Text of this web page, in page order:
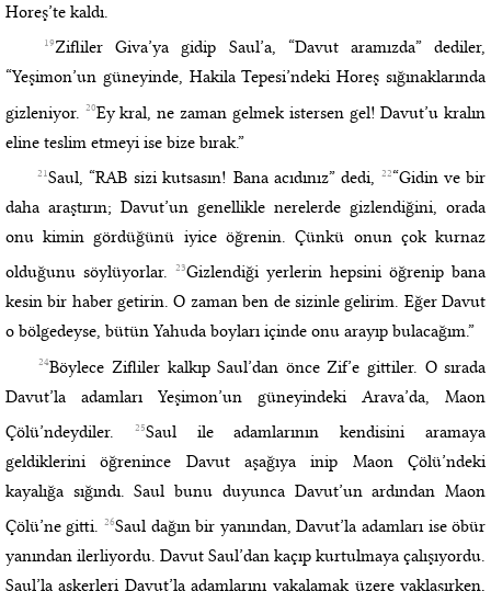
Horeş’te kaldı.
19Zifliler Giva’ya gidip Saul’a, “Davut aramızda” dediler,
“Yeşimon’un güneyinde, Hakila Tepesi’ndeki Horeş sığınaklarında
gizleniyor.
20Ey kral, ne zaman gelmek istersen gel! Davut’u kralın
eline teslim etmeyi ise bize bırak.”
21Saul, “RAB sizi kutsasın! Bana acıdınız” dedi, 22“Gidin ve bir
daha araştırın; Davut’un genellikle nerelerde gizlendiğini, orada
onu kimin gördüğünü iyice öğrenin. Çünkü onun çok kurnaz
olduğunu söylüyorlar.
23Gizlendiği yerlerin hepsini öğrenip bana
kesin bir haber getirin. O zaman ben de sizinle gelirim. Eğer Davut
o bölgedeyse, bütün Yahuda boyları içinde onu arayıp bulacağım.”
24Böylece Zifliler kalkıp Saul’dan önce Zif’e gittiler. O sırada
Davut’la adamları Yeşimon’un güneyindeki Arava’da, Maon
Çölü’ndeydiler.
25Saul ile adamlarının kendisini aramaya
geldiklerini öğrenince Davut aşağıya inip Maon Çölü’ndeki
kayalığa sığındı. Saul bunu duyunca Davut’un ardından Maon
Çölü’ne gitti.
26Saul dağın bir yanından, Davut’la adamları ise öbür
yanından ilerliyordu. Davut Saul’dan kaçıp kurtulmaya çalışıyordu.
Saul’la askerleri Davut’la adamlarını yakalamak üzere yaklaşırken,